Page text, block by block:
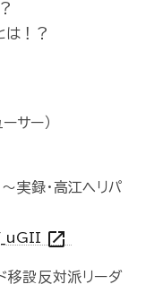
は！？
サー）
実録・高江ヘリパ
open_in_new
移設反対派リーダ